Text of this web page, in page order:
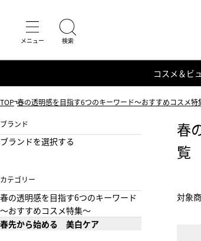
コスメ＆ビ
TOP 春の透明感を目指す6つのキーワード～おすすめコスメ特
春
覧
対象
ブランド
ブランドを選択する
カテゴリー
春の透明感を目指す6つのキーワード
～おすすめコスメ特集～
春先から始める 美白ケア